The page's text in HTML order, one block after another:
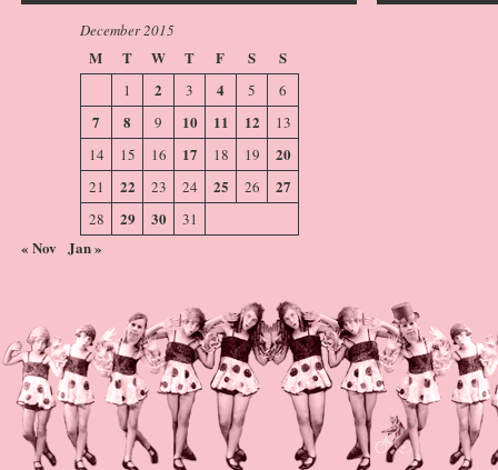
December 2015
M T W T F S S
1 2 3 4 5 6
7 8 9 10 11 12
13
14
15 16 17 18 19 20
21 22 23 24 25 26 27
28 29 30 31
« Nov Jan »